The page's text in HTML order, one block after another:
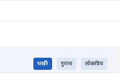
भर्खरै पुराना लोकप्रिय